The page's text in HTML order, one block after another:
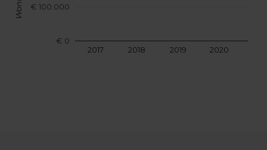
2017 2018 2019 2020
€ 0
€ 100.000